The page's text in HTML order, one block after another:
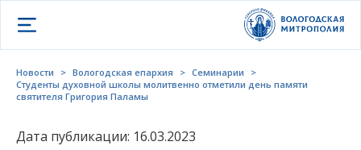
Открыть меню
Новости > Вологодская епархия > Семинарии
>
Студенты духовной школы молитвенно отметили день памяти
святителя Григория Паламы
Дата публикации: 16.03.2023